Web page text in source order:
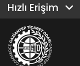
Hızlı Erişim